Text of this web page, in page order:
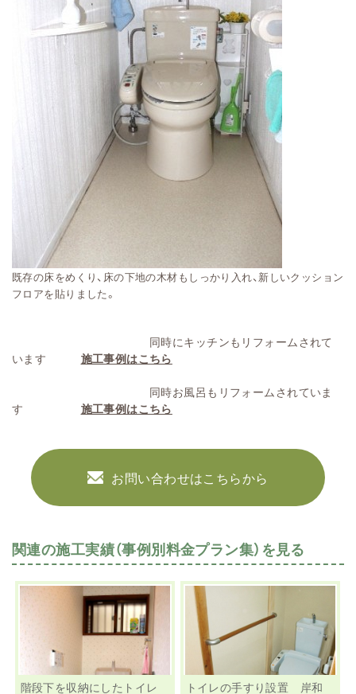
既存の床をめくり、床の下地の木材もしっかり入れ、新しいクッション
フロアを貼りました。
同時にキッチンもリフォームされて
います 施工事例はこちら
同時お風呂もリフォームされていま
す 施工事例はこちら
お問い合わせはこちらから
関連の施工実績（事例別料金プラン集）を見る
階段下を収納にしたトイレ トイレの手すり設置 岸和